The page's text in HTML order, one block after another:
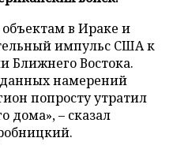
в Ираке и
импульс США к
Ближнего Востока.
намерений
попросту утратил
дома», – сказал